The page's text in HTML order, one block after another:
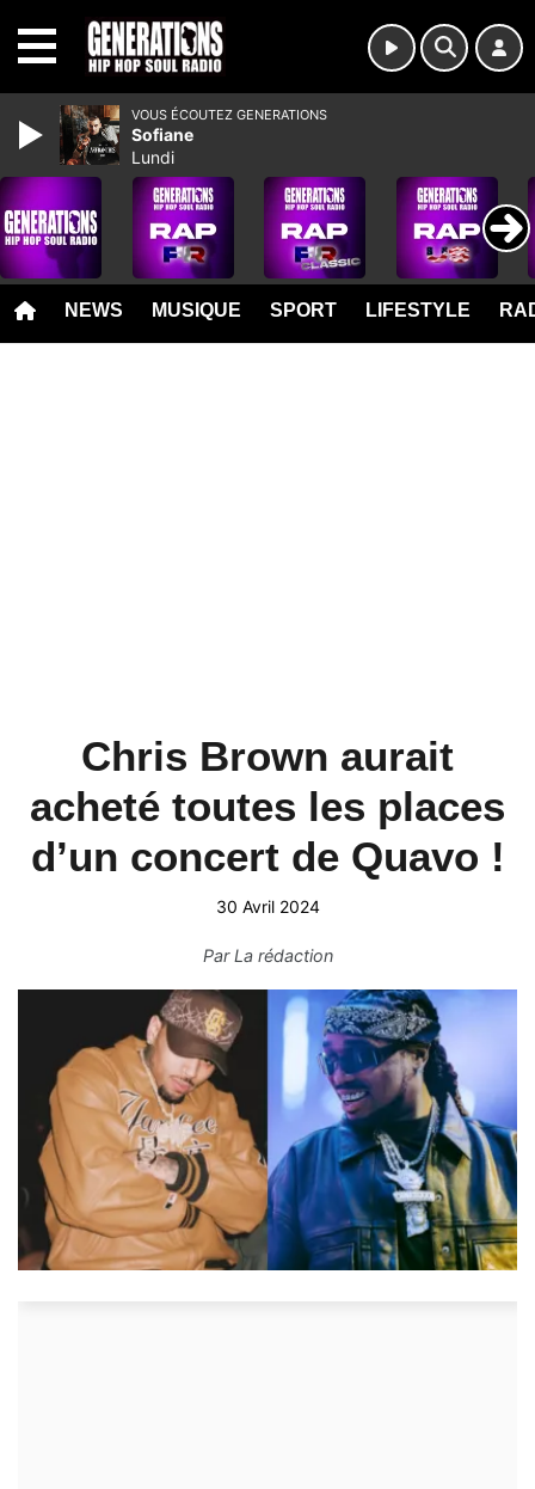
NEWS MUSIQUE SPORT LIFESTYLE
Chris Brown aurait
acheté toutes les places
d’un concert de Quavo !
30 Avril 2024
ParLa rédaction
VOUS ÉCOUTEZ GENERATIONS
Sofiane
Lundi